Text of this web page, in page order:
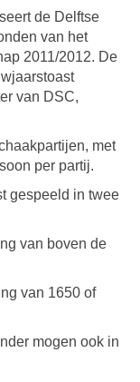
de Delftse
van het
2011/2012. De
van DSC,
met
per partij.
gespeeld in twee
van boven de
van 1650 of
mogen ook in